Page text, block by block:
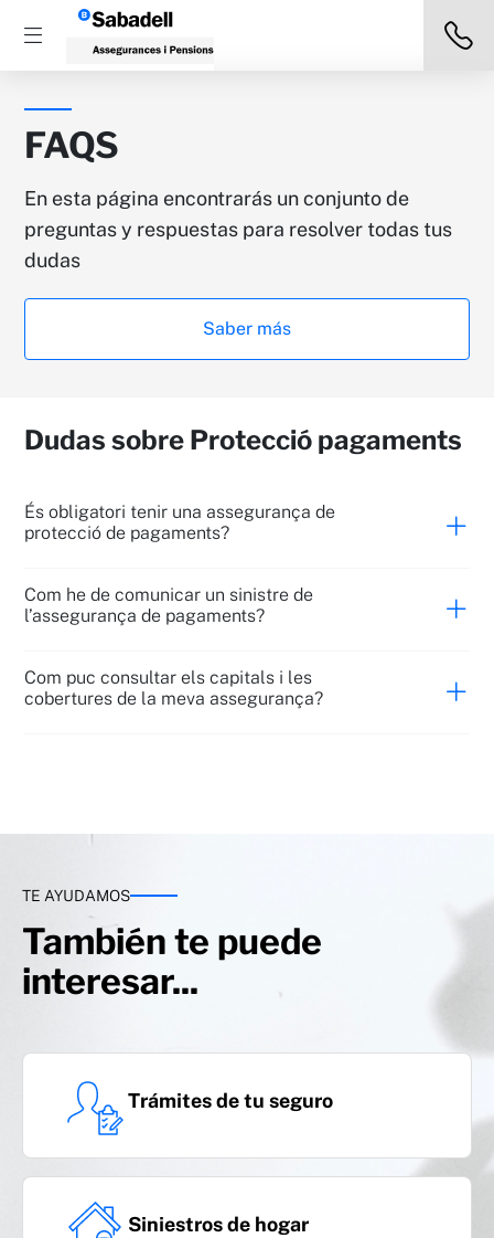
FAQS
En esta página encontrarás un conjunto de
preguntas y respuestas para resolver todas tus
dudas
Saber más
Dudas sobre Protecció pagaments
És obligatori tenir una assegurança de
protecció de pagaments?
Com he de comunicar un sinistre de
l’assegurança de pagaments?
Com puc consultar els capitals i les
cobertures de la meva assegurança?
TE AYUDAMOS
También te puede
interesar...
Trámites de tu seguro
Siniestros de hogar